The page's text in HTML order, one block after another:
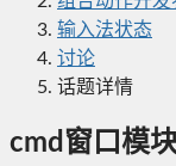
输入法状态
讨论
话题详情
cmd窗口模